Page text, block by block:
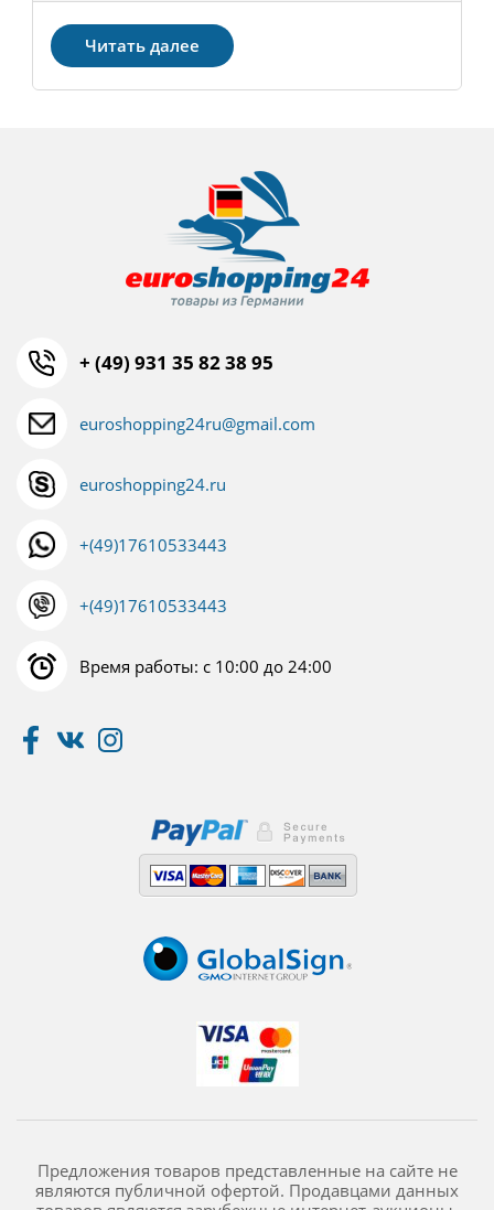
Читать далее
+ (49) 931 35 82 38 95
euroshopping24ru@gmail.com
euroshopping24.ru
+(49)17610533443
+(49)17610533443
Время работы: с 10:00 до 24:00
Предложения товаров представленные на сайте не
являются публичной офертой. Продавцами данных